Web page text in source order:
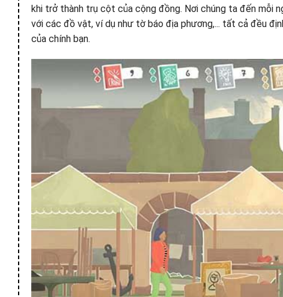
khi trở thành trụ cột của cộng đồng. Nơi chúng ta đến mỗi
với các đồ vật, ví dụ như tờ báo địa phương,... tất cả đều
của chính bạn.